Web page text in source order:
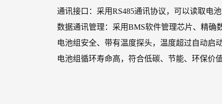
通讯接口：采用RS485通讯协议，可以读取电
数据通讯管理：采用BMS软件管理芯片、精确
电池组安全、带有温度探头，温度超过自动启
电池组循环寿命高，符合低碳、节能、环保价